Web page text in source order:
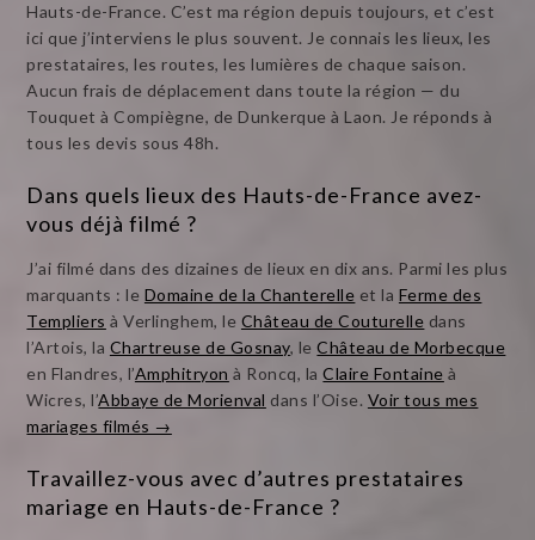
Hauts-de-France. C’est ma région depuis toujours, et c’est
ici que j’interviens le plus souvent. Je connais les lieux, les
prestataires, les routes, les lumières de chaque saison.
Aucun frais de déplacement dans toute la région — du
Touquet à Compiègne, de Dunkerque à Laon. Je réponds à
tous les devis sous 48h.
Dans quels lieux des Hauts-de-France avez-
vous déjà filmé ?
J’ai filmé dans des dizaines de lieux en dix ans. Parmi les plus
marquants : le Domaine de la Chanterelle et la Ferme des
Templiers à Verlinghem, le Château de Couturelle dans
l’Artois, la Chartreuse de Gosnay, leChâteau de Morbecque
en Flandres, l’Amphitryon à Roncq, laClaire Fontaine à
Wicres, l’Abbaye de Morienval dans l’Oise. Voir tous mes
mariages filmés →
Travaillez-vous avec d’autres prestataires
mariage en Hauts-de-France ?